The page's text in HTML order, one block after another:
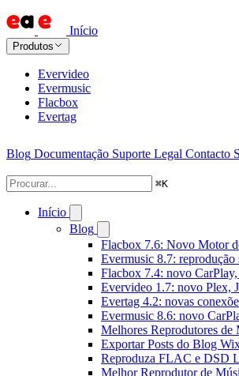
Início
Produtos
Evervideo
Evermusic
Flacbox
Evertag
Blog Documentação Suporte Legal Contacto
⌘K
Início
Blog
Flacbox 7.6: Novo Motor
Evermusic 8.7: reprodução
Flacbox 7.4: novo
Evervideo 1.7: novo Plex,
Evertag 4.2: novas
Evermusic 8.6: novo
Melhores Reprodutores de
Exportar Posts do Blog
Reproduza FLAC e DSD
Melhor Reprodutor de